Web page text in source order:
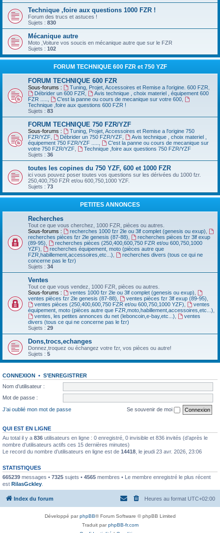
Technique ,foire aux questions 1000 FZR !
Forum des trucs et astuces !
Sujets : 830
Mécanique autre
Moto ,Voiture vos soucis en mécanique autre que sur le FZR
Sujets : 102
FORUM TECHNIQUE 600 FZR et 750 YZF
FORUM TECHNIQUE 600 FZR
Sous-forums : Tuning, Projet, Accessoires et Remise a l'origine. 600 FZR
Débrider un 600 FZR
Avis technique , choix materiel , équipement 600
FZR .....
C'est la panne ou cours de mecanique sur votre 600,
Technique ,foire aux questions 600 FZR !
Sujets : 83
FORUM TECHNIQUE 750 FZR/YZF
Sous-forums :
Tuning, Projet, Accessoires et Remise a l'origine 750
FZR/YZF
Débrider un 750 FZR/YZF,
Avis technique , choix materiel ,
équipement 750 FZR/YZF .....
C'est la panne ou cours de mecanique sur
votre 750 FZR/YZF
Technique ,foire aux questions 750 FZR/YZF
Sujets : 36
toutes les copines du 750 YZF, 600 et 1000 FZR
ici vous pouvez poser toutes vos questions sur les dérivées du 1000 fzr.
250,400,750 FZR et/ou 600,750,1000 YZF.
Sujets : 73
PETITES ANNONCES
Recherches
Tout ce que vous cherchez, 1000 FZR, pièces ou autres.
Sous-forums :
recherches 1000 fzr 2le ou 3lf complet (genesis ou exup)
recherches pièces fzr 2le genesis (87-88)
recherches pièces fzr 3lf exup
(89-95)
recherches pièces (250,400,600,750 FZR et/ou 600,750,1000
YZF)
recherches équipement, moto (pièces autre que
FZR,habillement,accessoires,etc...)
recherches divers (tous ce qui ne
concerne pas le fzr)
Sujets : 34
Ventes
Tout ce que vous vendez, 1000 FZR, pièces ou autres.
Sous-forums :
ventes 1000 fzr 2le ou 3lf complet (genesis ou exup)
ventes pièces fzr 2le genesis (87-88)
ventes pièces fzr 3lf exup (89-95)
ventes pièces (250,400,600,750 FZR et/ou 600,750,1000 YZF)
ventes
équipement, moto (pièces autre que FZR,moto,habillement,accessoires,etc...)
ventes, les petites annonces du net (leboncoin,e-bay,etc...)
ventes
divers (tous ce qui ne concerne pas le fzr)
Sujets : 29
Dons,trocs,echanges
Donnez,troquez ou échangez votre fzr, vos pièces ou autre!
Sujets : 5
CONNEXION • S’ENREGISTRER
Nom d’utilisateur :
Mot de passe :
J’ai oublié mon mot de passe
Se souvenir de moi
QUI EST EN LIGNE
Au total il y a 836 utilisateurs en ligne : 0 enregistré, 0 invisible et 836 invités (d’après le
nombre d’utilisateurs actifs ces 15 dernières minutes)
Le record du nombre d’utilisateurs en ligne est de 14418 , le jeudi 23 avr. 2026, 23:06
STATISTIQUES
665239 messages • 7325 sujets • 4565 membres • Le membre enregistré le plus récent
est RilasGckley
Index du forum Heures au format UTC+02:00
Développé parphpBB® Forum Software © phpBB Limited
Traduit parphpBB-fr.com